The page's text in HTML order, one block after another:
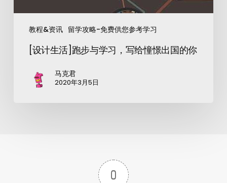
教程&资讯 留学攻略-免费供您参考学习
[设计生活]跑步与学习，写给憧憬出国的你
马克君
2020年3月5日
0